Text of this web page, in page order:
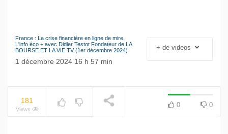
NOW PLAYING
Le séisme industriel
Volkswagen
France : La crise financière en ligne de mire.
L'info éco + avec Didier Testot Fondateur de LA
BOURSE ET LA VIE TV (1er décembre 2024)
1 décembre 2024 16 h 57 min
+ de videos
181
Views
0 0